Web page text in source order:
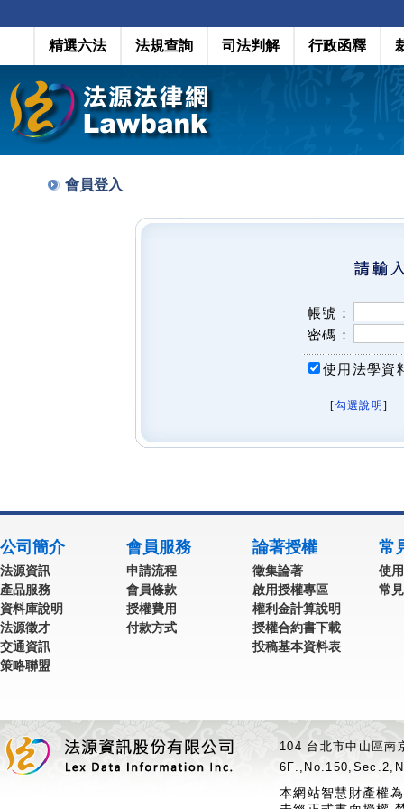
精選六法 法規查詢 司法判解 行政函釋
會員登入
帳號：
密碼：
使用法學資
[勾選說明 ]
公司簡介
法源資訊
產品服務
資料庫說明
法源徵才
交通資訊
策略聯盟
會員服務
申請流程
會員條款
授權費用
付款方式
論著授權
徵集論著
啟用授權專區
權利金計算說明
授權合約書下載
投稿基本資料表
常
使
常
104 台北市中山區
本網站智慧財產權